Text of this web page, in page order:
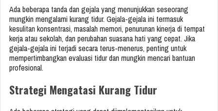
Ada beberapa tanda dan gejala yang menunjukkan seseorang
mungkin mengalami kurang tidur. Gejala-gejala ini termasuk
kesulitan konsentrasi, masalah memori, penurunan kinerja di tempat
kerja atau sekolah, dan perubahan suasana hati yang cepat. Jika
gejala-gejala ini terjadi secara terus-menerus, penting untuk
mempertimbangkan evaluasi tidur dan mungkin mencari bantuan
profesional.
Strategi Mengatasi Kurang Tidur